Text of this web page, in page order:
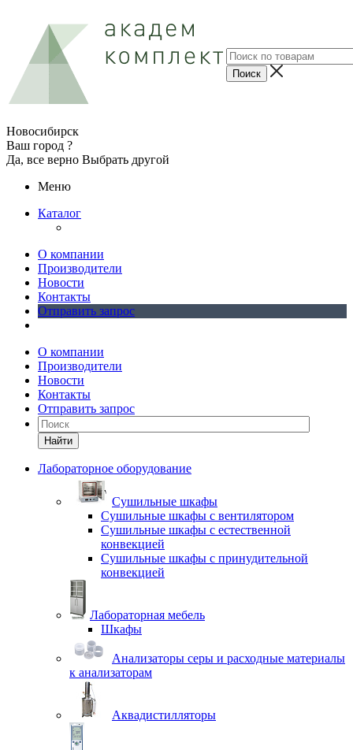
Новосибирск
Ваш город ?
Да, все верно Выбрать другой
Меню
Каталог
О компании
Производители
Новости
Контакты
Отправить запрос
О компании
Производители
Новости
Контакты
Отправить запрос
Найти
Лабораторное оборудование
Cушильные шкафы
Сушильные шкафы с вентилятором
Сушильные шкафы с естественной
конвекцией
Сушильные шкафы с принудительной
конвекцией
Лабораторная мебель
Шкафы
Анализаторы серы и расходные материалы
к анализаторам
Аквадистилляторы